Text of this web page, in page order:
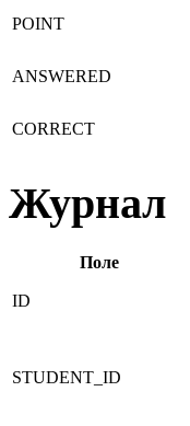
POINT
ANSWERED
CORRECT
Журнал
Поле
ID
STUDENT_ID